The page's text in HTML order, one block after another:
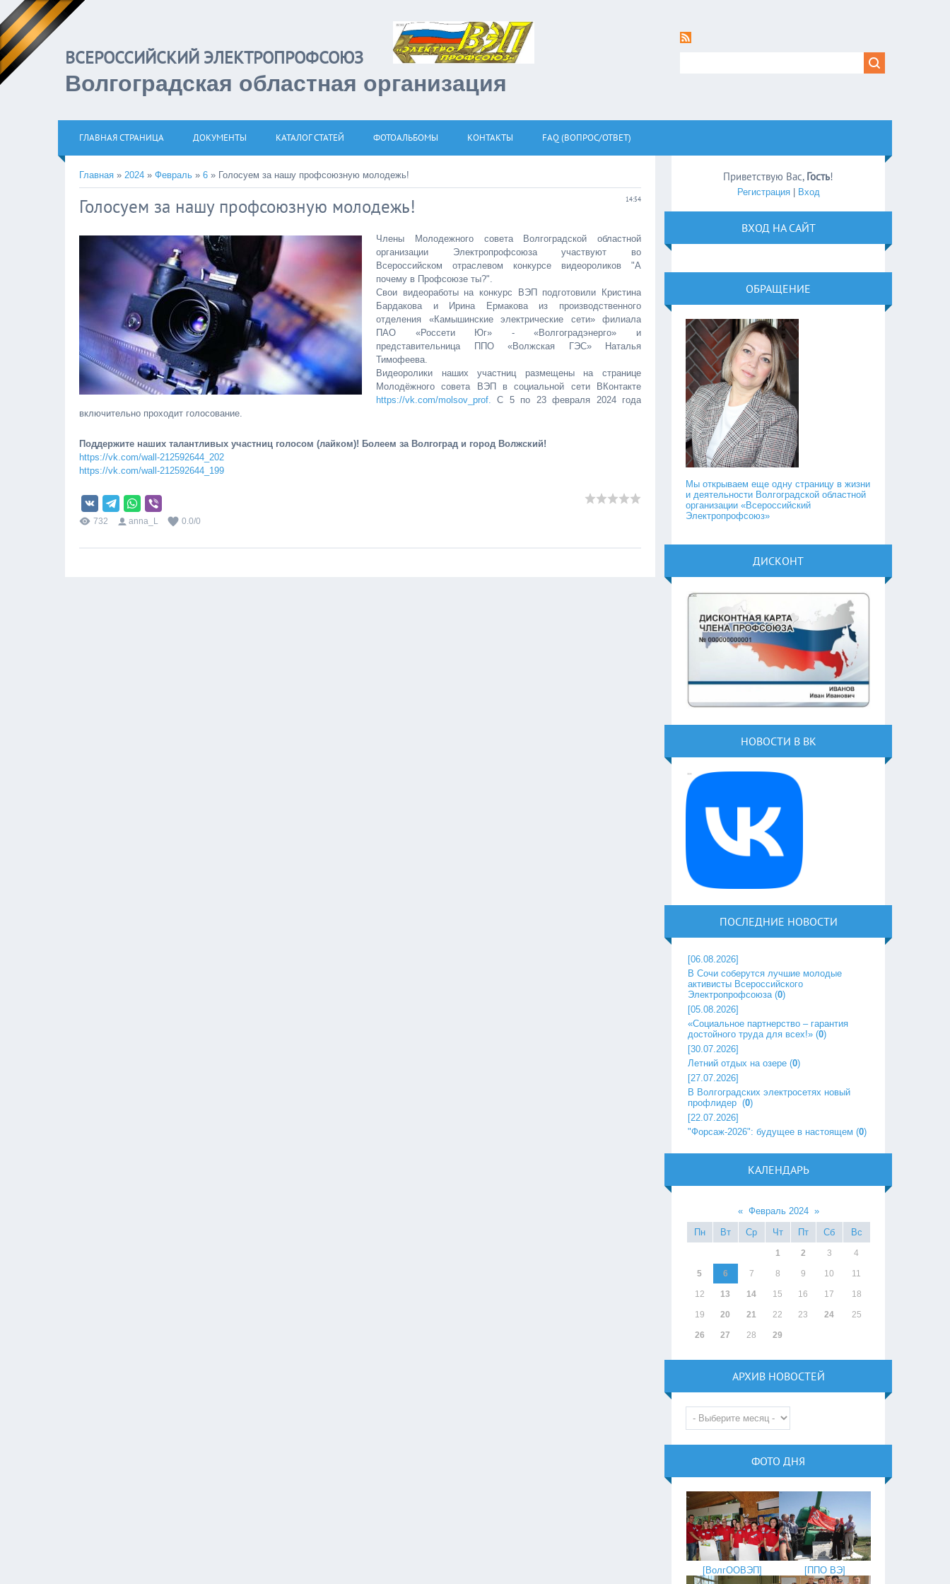
ВСЕРОССИЙСКИЙ ЭЛЕКТРОПРОФСОЮЗ
Волгоградская областная организация
ГЛАВНАЯ СТРАНИЦА ДОКУМЕНТЫ КАТАЛОГ СТАТЕЙ ФОТОАЛЬБОМЫ КОНТАКТЫ FAQ (ВОПРОС/ОТВЕТ)
Главная » 2024 » Февраль » 6 » Голосуем за нашу профсоюзную молодежь!
14:54
Голосуем за нашу профсоюзную молодежь!
Члены Молодежного совета Волгоградской областной
организации Электропрофсоюза участвуют во
Всероссийском отраслевом конкурсе видеороликов "А
почему в Профсоюзе ты?".
Свои видеоработы на конкурс ВЭП подготовили Кристина
Бардакова и Ирина Ермакова из производственного
отделения «Камышинские электрические сети» филиала
ПАО «Россети Юг» - «Волгоградэнерго» и
представительница ППО «Волжская ГЭС» Наталья
Тимофеева.
Видеоролики наших участниц размещены на странице
Молодёжного совета ВЭП в социальной сети ВКонтакте
https://vk.com/molsov_prof.С 5 по 23 февраля 2024 года
включительно проходит голосование.
Поддержите наших талантливых участниц голосом (лайком)! Болеем за Волгоград и город Волжский!
https://vk.com/wall-212592644_202
https://vk.com/wall-212592644_199
732 anna_L 0.0/0
Приветствую Вас, Гость!
Регистрация| Вход
ВХОД НА САЙТ
ОБРАЩЕНИЕ
Мы открываем еще одну страницу в жизни
и деятельности Волгоградской областной
организации «Всероссийский
Электропрофсоюз»
ДИСКОНТ
НОВОСТИ В ВК
ПОСЛЕДНИЕ НОВОСТИ
[06.08.2026]
В Сочи соберутся лучшие молодые
активисты Всероссийского
Электропрофсоюза (0)
[05.08.2026]
«Социальное партнерство – гарантия
достойного труда для всех!» (0)
[30.07.2026]
Летний отдых на озере (0)
[27.07.2026]
В Волгоградских электросетях новый
профлидер ‎ (0)
[22.07.2026]
"Форсаж-2026": будущее в настоящем (0)
КАЛЕНДАРЬ
« Февраль 2024 »
Пн
Вт Ср Чт Пт Сб Вс
1 2 3 4
5 6 7 8 9 10 11
12 13 14 15 16 17 18
19 20 21 22 23 24 25
26 27 28 29
АРХИВ НОВОСТЕЙ
ФОТО ДНЯ
[ВолгООВЭП] [ППО ВЭ]